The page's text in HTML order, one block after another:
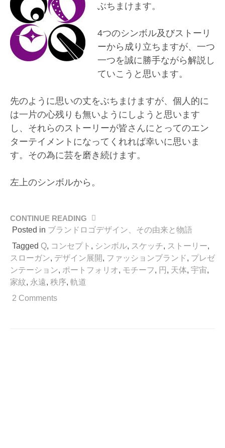
ぶちまけます。
4つのシンボル及びストーリ
ーから成り立ちますが、一つ
一つを誠に勝手ながら解説し
ていこうと思います。
先のように思いの丈をぶちまけますが、個人的に
は一片の心残りも無いようにしようと思います
し、それらのストーリーが皆さんにとってのエン
ターテイメントになってくれれば幸いに思いま
す。その為に芸を磨き続けます。
左上のシンボルから。
CONTINUE READING
“戦
に
む
旗
印、
Posted in ブランドロゴデザイン、その由来と物語
Tagged Q, コンセプト , シンボル, スケッチ, ストーリー,
スローガン, デザイン展開, ファッションブランド, プレゼ
ンテーション, ポートフォリオ, モチーフ, 円 , 天体, 宇宙,
家紋, 永遠, 秩序, 軌道
2 Comments